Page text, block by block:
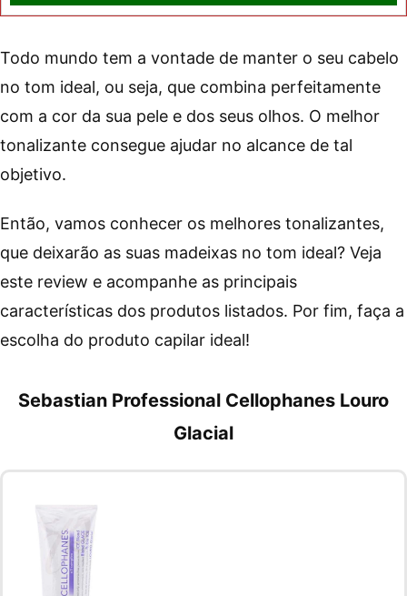
Todo mundo tem a vontade de manter o seu cabelo
no tom ideal, ou seja, que combina perfeitamente
com a cor da sua pele e dos seus olhos. O melhor
tonalizante consegue ajudar no alcance de tal
objetivo.
Então, vamos conhecer os melhores tonalizantes,
que deixarão as suas madeixas no tom ideal? Veja
este review e acompanhe as principais
características dos produtos listados. Por fim, faça a
escolha do produto capilar ideal!
Sebastian Professional Cellophanes Louro
Glacial